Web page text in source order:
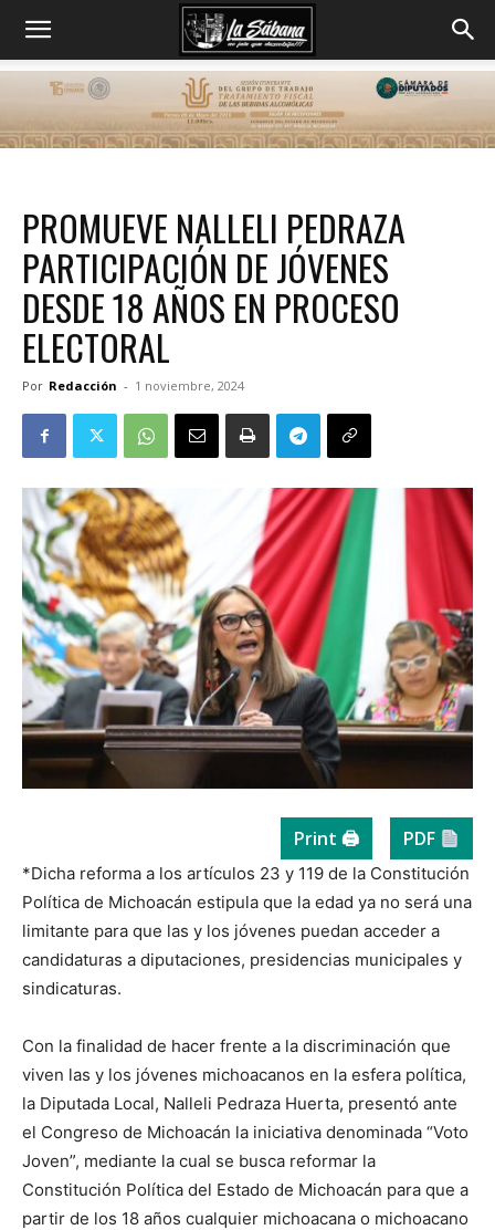
PROMUEVE NALLELI PEDRAZA
PARTICIPACIÓN DE JÓVENES
DESDE 18 AÑOS EN PROCESO
ELECTORAL
Por Redacción - 1 noviembre, 2024
Print 🖨 PDF
*Dicha reforma a los artículos 23 y 119 de la Constitución
Política de Michoacán estipula que la edad ya no será una
limitante para que las y los jóvenes puedan acceder a
candidaturas a diputaciones, presidencias municipales y
sindicaturas.
Con la finalidad de hacer frente a la discriminación que
viven las y los jóvenes michoacanos en la esfera política,
la Diputada Local, Nalleli Pedraza Huerta, presentó ante
el Congreso de Michoacán la iniciativa denominada “Voto
Joven”, mediante la cual se busca reformar la
Constitución Política del Estado de Michoacán para que a
partir de los 18 años cualquier michoacana o michoacano